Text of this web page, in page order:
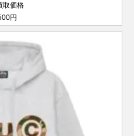
取価格
円